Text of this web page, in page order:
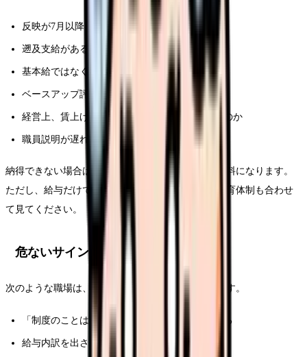
反映が7月以降なのか
遡及支給があるのか
基本給ではなく一時金で支給予定なのか
ベースアップ評価料の届出対象外なのか
経営上、賃上げ原資を別の人件費に回しているのか
職員説明が遅れているだけなのか
納得できない場合は、他院の給与設計と比較する材料になります。
ただし、給与だけでなく夜勤回数、残業、有給、教育体制も合わせ
て見てください。
危ないサイン
次のような職場は、賃上げの透明性に注意が必要です。
「制度のことは分からない」と採用担当が答える
給与内訳を出さず、月給総額だけを強調する